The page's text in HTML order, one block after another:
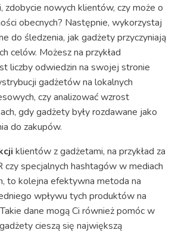
zdobycie nowych klientów, czy może o
obecnych? Następnie, wykorzystaj
do śledzenia, jak gadżety przyczyniają
celów. Możesz na przykład
liczby odwiedzin na swojej stronie
gadżetów na lokalnych
czy analizować wzrost
gdy gadżety były rozdawane jako
do zakupów.
klientów z gadżetami, na przykład za
czy specjalnych hashtagów w mediach
to kolejna efektywna metoda na
wpływu tych produktów na
dane mogą Ci również pomóc w
cieszą się największą